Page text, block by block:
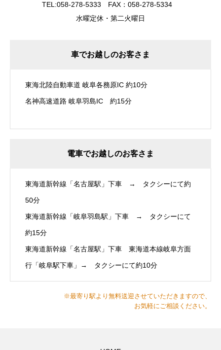
TEL:058-278-5333 FAX：058-278-5334
水曜定休・第二火曜日
車でお越しのお客さま
東海北陸自動車道 岐阜各務原IC 約10分
名神高速道路 岐阜羽島IC 約15分
電車でお越しのお客さま
東海道新幹線「名古屋駅」下車 → タクシーにて約
50分
東海道新幹線「岐阜羽島駅」下車 → タクシーにて
約15分
東海道新幹線「名古屋駅」下車 東海道本線岐阜方面
行「岐阜駅下車」→ タクシーにて約10分
※最寄り駅より無料送迎させていただきますので、
お気軽にご相談ください。